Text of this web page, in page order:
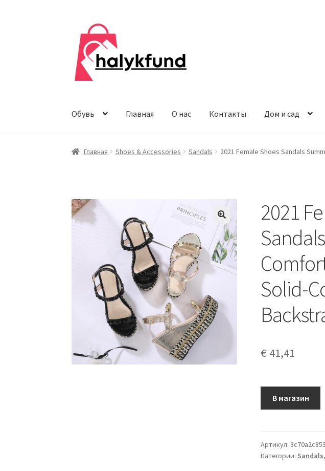
Перейти
навигации
Перейти
содержимому
Обувь Главная О нас Контакты Дом и сад
Главная Shoes & Accessories Sandals 2021 Female Shoes Sandals
2021
Solid-
€ 41,41
В магазин
Артикул:
Категории: Sandals,